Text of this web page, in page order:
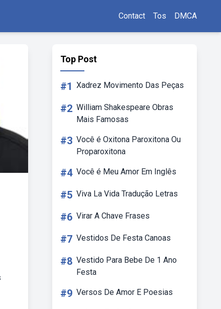
Contact Tos DMCA
Top Post
#1 Xadrez Movimento Das Peças
#2 William Shakespeare Obras
Mais Famosas
#3 Você é Oxitona Paroxitona Ou
Proparoxitona
#4 Você é Meu Amor Em Inglês
#5 Viva La Vida Tradução Letras
#6 Virar A Chave Frases
#7 Vestidos De Festa Canoas
#8 Vestido Para Bebe De 1 Ano
Festa
#9 Versos De Amor E Poesias